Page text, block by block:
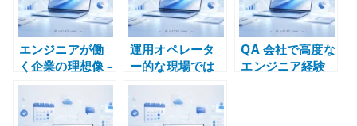
エンジニアが働
く企業の理想像 –
技術レイヤーと
経験の質で考え
る
運用オペレータ
ー的な現場では
エンジニア経験
を積みにくい
QA 会社で高度な
エンジニア経験